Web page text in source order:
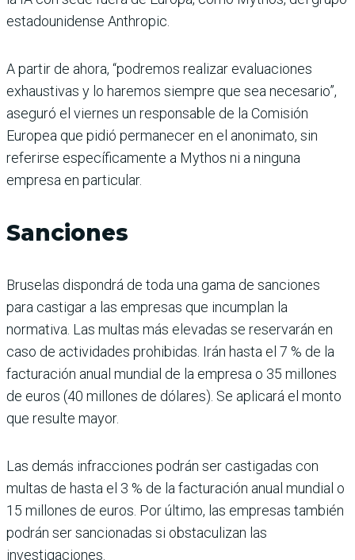
estadounidense Anthropic.
A partir de ahora, “podremos realizar evaluaciones
exhaustivas y lo haremos siempre que sea necesario”,
aseguró el viernes un responsable de la Comisión
Europea que pidió permanecer en el anonimato, sin
referirse específicamente a Mythos ni a ninguna
empresa en particular.
Sanciones
Bruselas dispondrá de toda una gama de sanciones
para castigar a las empresas que incumplan la
normativa. Las multas más elevadas se reservarán en
caso de actividades prohibidas. Irán hasta el 7 % de la
facturación anual mundial de la empresa o 35 millones
de euros (40 millones de dólares). Se aplicará el monto
que resulte mayor.
Las demás infracciones podrán ser castigadas con
multas de hasta el 3 % de la facturación anual mundial o
15 millones de euros. Por último, las empresas también
podrán ser sancionadas si obstaculizan las
investigaciones.